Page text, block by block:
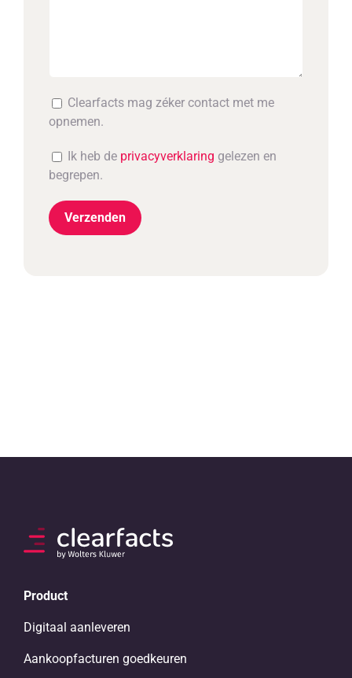
Clearfacts mag zéker contact met me
opnemen.
Ik heb de privacyverklaring gelezen en
begrepen.
Product
Digitaal aanleveren
Aankoopfacturen goedkeuren